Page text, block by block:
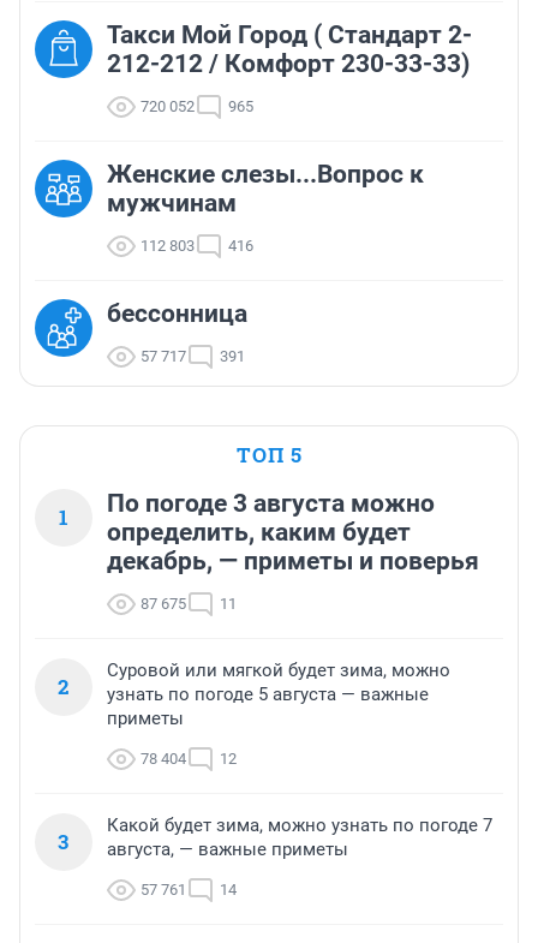
Такси Мой Город ( Стандарт 2-
212-212 / Комфорт 230-33-33)
720 052 965
Женские слезы...Вопрос к
мужчинам
112 803 416
бессонница
57 717 391
ТОП 5
1
По погоде 3 августа можно
определить, каким будет
декабрь, — приметы и поверья
87 675 11
2
Суровой или мягкой будет зима, можно
узнать по погоде 5 августа — важные
приметы
78 404 12
3
Какой будет зима, можно узнать по погоде 7
августа, — важные приметы
57 761 14